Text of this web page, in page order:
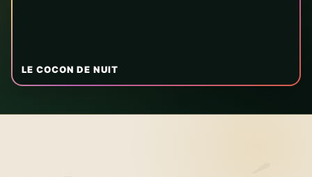
LE COCON DE NUIT